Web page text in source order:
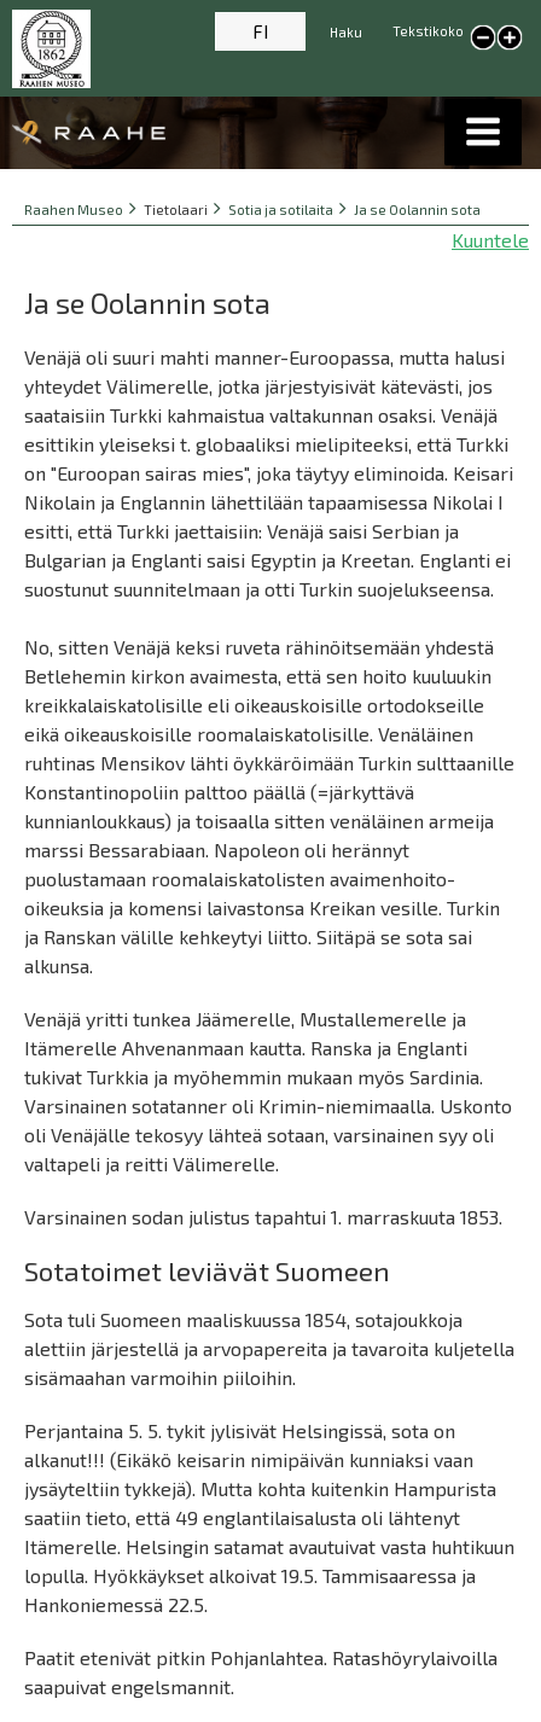
Tekstikoko
Pienennä tekstikokoa
Haku
FI
Breadcrumbs
You
Raahen Museo Tietolaari Sotia ja sotilaita Ja se Oolannin sota
Kuuntele
Ja se Oolannin sota
Venäjä oli suuri mahti manner-Euroopassa, mutta halusi
yhteydet Välimerelle, jotka järjestyisivät kätevästi, jos
saataisiin Turkki kahmaistua valtakunnan osaksi. Venäjä
esittikin yleiseksi t. globaaliksi mielipiteeksi, että Turkki
on "Euroopan sairas mies", joka täytyy eliminoida. Keisari
Nikolain ja Englannin lähettilään tapaamisessa Nikolai I
esitti, että Turkki jaettaisiin: Venäjä saisi Serbian ja
Bulgarian ja Englanti saisi Egyptin ja Kreetan. Englanti ei
suostunut suunnitelmaan ja otti Turkin suojelukseensa.
No, sitten Venäjä keksi ruveta rähinöitsemään yhdestä
Betlehemin kirkon avaimesta, että sen hoito kuuluukin
kreikkalaiskatolisille eli oikeauskoisille ortodokseille
eikä oikeauskoisille roomalaiskatolisille. Venäläinen
ruhtinas Mensikov lähti öykkäröimään Turkin sulttaanille
Konstantinopoliin palttoo päällä (=järkyttävä
kunnianloukkaus) ja toisaalla sitten venäläinen armeija
marssi Bessarabiaan. Napoleon oli herännyt
puolustamaan roomalaiskatolisten avaimenhoito-
oikeuksia ja komensi laivastonsa Kreikan vesille. Turkin
ja Ranskan välille kehkeytyi liitto. Siitäpä se sota sai
alkunsa.
Venäjä yritti tunkea Jäämerelle, Mustallemerelle ja
Itämerelle Ahvenanmaan kautta. Ranska ja Englanti
tukivat Turkkia ja myöhemmin mukaan myös Sardinia.
Varsinainen sotatanner oli Krimin-niemimaalla. Uskonto
oli Venäjälle tekosyy lähteä sotaan, varsinainen syy oli
valtapeli ja reitti Välimerelle.
Varsinainen sodan julistus tapahtui 1. marraskuuta 1853.
Sotatoimet leviävät Suomeen
Sota tuli Suomeen maaliskuussa 1854, sotajoukkoja
alettiin järjestellä ja arvopapereita ja tavaroita kuljetella
sisämaahan varmoihin piiloihin.
Perjantaina 5. 5. tykit jylisivät Helsingissä, sota on
alkanut!!! (Eikäkö keisarin nimipäivän kunniaksi vaan
jysäyteltiin tykkejä). Mutta kohta kuitenkin Hampurista
saatiin tieto, että 49 englantilaisalusta oli lähtenyt
Itämerelle. Helsingin satamat avautuivat vasta huhtikuun
lopulla. Hyökkäykset alkoivat 19.5. Tammisaaressa ja
Hankoniemessä 22.5.
Paatit etenivät pitkin Pohjanlahtea. Ratashöyrylaivoilla
saapuivat engelsmannit.